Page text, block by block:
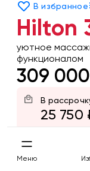
В избранное
Hilton
уютное
функционалом
309
В
25 750
Цвет
Меню